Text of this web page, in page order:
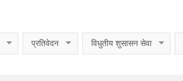
प्रतिवेदन विधुतीय शुसासन सेवा